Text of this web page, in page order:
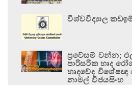
විශ්වවිද්‍යාල
ප්‍රවේසම් වන්න;
පාරිසරික හෘද
හෘදවේද විශේෂඥ
නාමල් විජයසිංහ